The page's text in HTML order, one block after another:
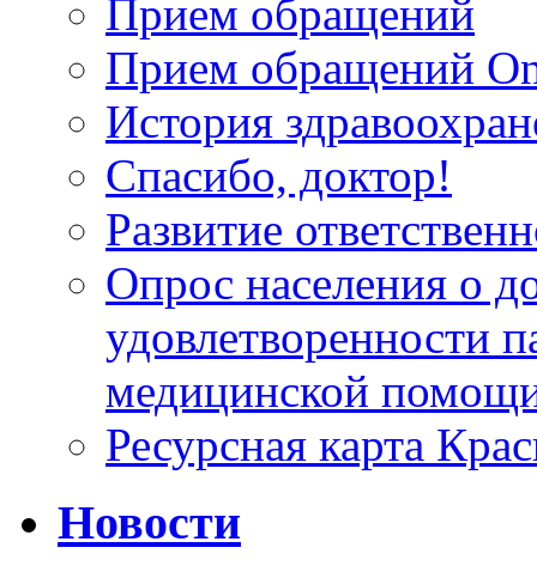
Прием обращений
Прием обращений
История
Спасибо, доктор!
Развитие
Опрос населения о
удовлетворенности
медицинской
Ресурсная карта
Новости